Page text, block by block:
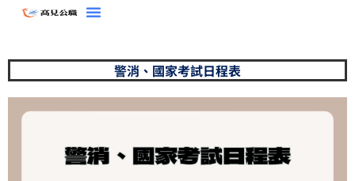
內
警消、國家考試日程表